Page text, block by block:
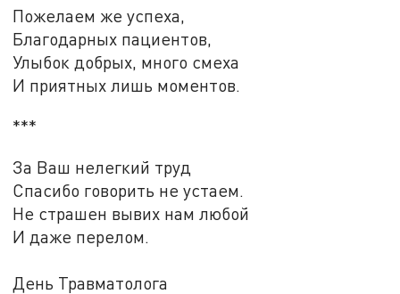
Пожелаем же успеха,
Благодарных пациентов,
Улыбок добрых, много смеха
И приятных лишь моментов.
***
За Ваш нелегкий труд
Спасибо говорить не устаем.
Не страшен вывих нам любой
И даже перелом.
День Травматолога